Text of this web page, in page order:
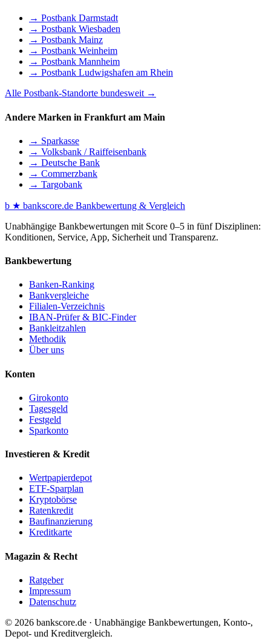
→ Postbank Darmstadt
→ Postbank Wiesbaden
→ Postbank Mainz
→ Postbank Weinheim
→ Postbank Mannheim
→ Postbank Ludwigshafen am Rhein
Alle Postbank-Standorte bundesweit →
Andere Marken in Frankfurt am Main
→ Sparkasse
→ Volksbank / Raiffeisenbank
→ Deutsche Bank
→ Commerzbank
→ Targobank
b ★ bankscore.de Bankbewertung & Vergleich
Unabhängige Bankbewertungen mit Score 0–5 in fünf Disziplinen:
Konditionen, Service, App, Sicherheit und Transparenz.
Bankbewertung
Banken-Ranking
Bankvergleiche
Filialen-Verzeichnis
IBAN-Prüfer & BIC-Finder
Bankleitzahlen
Methodik
Über uns
Konten
Girokonto
Tagesgeld
Festgeld
Sparkonto
Investieren & Kredit
Wertpapierdepot
ETF-Sparplan
Kryptobörse
Ratenkredit
Baufinanzierung
Kreditkarte
Magazin & Recht
Ratgeber
Impressum
Datenschutz
© 2026 bankscore.de · Unabhängige Bankbewertungen, Konto-,
Depot- und Kreditvergleich.